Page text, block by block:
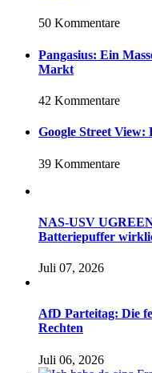
50 Kommentare
Pangasius: Ein
Markt
42 Kommentare
Google Street
39 Kommentare
NAS-USV
Batteriepuffer
Juli 07, 2026
AfD Parteitag: Die
Rechten
Juli 06, 2026